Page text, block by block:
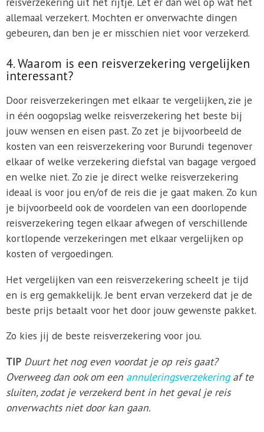
allemaal verzekert. Mochten er onverwachte dingen
gebeuren, dan ben je er misschien niet voor verzekerd.
4. Waarom is een reisverzekering vergelijken
interessant?
Door reisverzekeringen met elkaar te vergelijken, zie je
in één oogopslag welke reisverzekering het beste bij
jouw wensen en eisen past. Zo zet je bijvoorbeeld de
kosten van een reisverzekering voor Burundi tegenover
elkaar of welke verzekering diefstal van bagage vergoed
en welke niet. Zo zie je direct welke reisverzekering
ideaal is voor jou en/of de reis die je gaat maken. Zo kun
je bijvoorbeeld ook de voordelen van een doorlopende
reisverzekering tegen elkaar afwegen of verschillende
kortlopende verzekeringen met elkaar vergelijken op
kosten of vergoedingen.
Het vergelijken van een reisverzekering scheelt je tijd
en is erg gemakkelijk. Je bent ervan verzekerd dat je de
beste prijs betaalt voor het door jouw gewenste pakket.
Zo kies jij de beste reisverzekering voor jou.
TIP Duurt het nog even voordat je op reis gaat?
Overweeg dan ook om een annuleringsverzekeringaf te
sluiten, zodat je verzekerd bent in het geval je reis
onverwachts niet door kan gaan.